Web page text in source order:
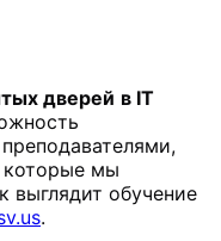
дверей в IT
которые мы
выглядит обучение
.